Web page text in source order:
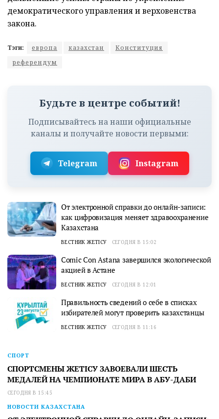
демократического управления и верховенства
закона.
Тэги: европа казахстан
Конституция
референдум
Будьте в центре событий!
Подписывайтесь на наши официальные
каналы и получайте новости первыми:
Telegram Instagram
От электронной справки до онлайн-записи:
как цифровизация меняет здравоохранение
Казахстана
ВЕСТНИК ЖЕТІСУ СЕГОДНЯ В 15:02
Comic Con Astana завершился экологической
акцией в Астане
ВЕСТНИК ЖЕТІСУ СЕГОДНЯ В 12:01
Правильность сведений о себе в списках
избирателей могут проверить казахстанцы
ВЕСТНИК ЖЕТІСУ СЕГОДНЯ В 11:16
СПОРТ
СПОРТСМЕНЫ ЖЕТІСУ ЗАВОЕВАЛИ ШЕСТЬ
МЕДАЛЕЙ НА ЧЕМПИОНАТЕ МИРА В АБУ-ДАБИ
СЕГОДНЯ В 15:45
НОВОСТИ КАЗАХСТАНА